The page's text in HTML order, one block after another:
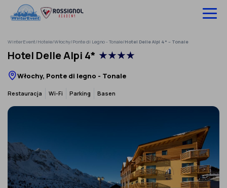
treści
Wyjazdy na narty
Hotele
Szkolenia
Ubezpieczenie
Infolinia:52 307 66 88
Zaloguj się
WinterEvent/Hotele/Włochy/Ponte di Legno - Tonale/Hotel Delle Alpi 4* – Tonale
Hotel Delle Alpi 4* ★★★★
Włochy, Ponte di legno - Tonale
Restauracja Wi-Fi Parking Basen
‹ ›